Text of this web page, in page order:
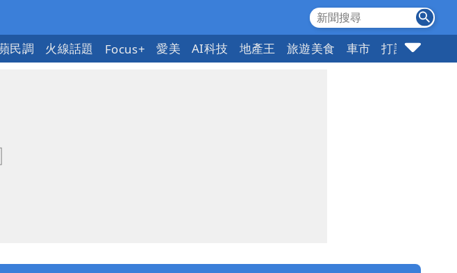
民調 火線話題 Focus+ 愛美 AI科技 地產王 旅遊美食 車市 打詐 指標企